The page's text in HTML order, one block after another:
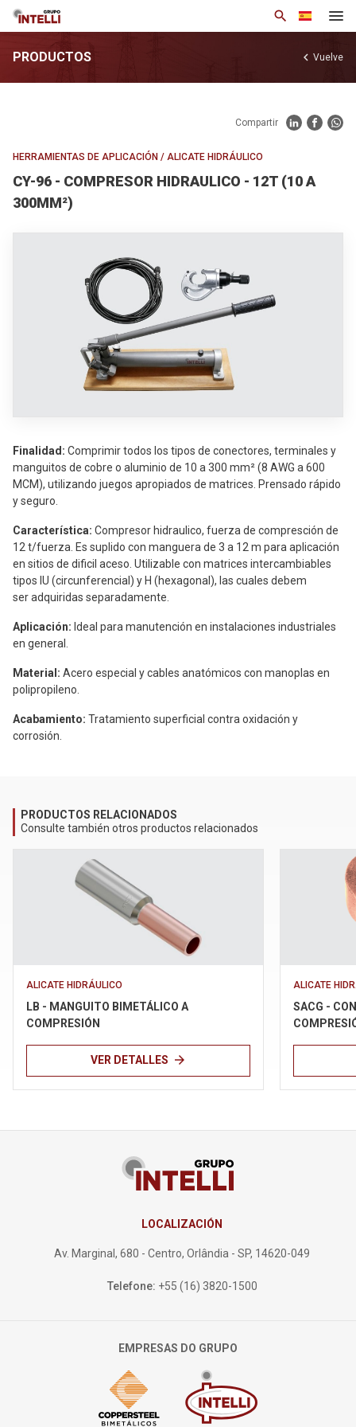
search
Institucional
Base de Conocimiento
Esp
Política de privacidad
Términos de uso
PRODUCTOS chevron_left Vuelve
HERRAMIENTAS DE APLICACIÓN / ALICATE HIDRÁULICO
Compartir
CY-96 - COMPRESOR HIDRAULICO - 12T (10 A
300MM²)
Finalidad: Comprimir todos los tipos de conectores, terminales y
manguitos de cobre o aluminio de 10 a 300 mm² (8 AWG a 600
MCM), utilizando juegos apropiados de matrices. Prensado rápido
y seguro.
Característica: Compresor hidraulico, fuerza de compresción de
12 t/fuerza. Es suplido con manguera de 3 a 12 m para aplicación
en sitios de dificil aceso. Utilizable con matrices intercambiables
tipos IU (circunferencial) y H (hexagonal), las cuales debem
ser adquiridas separadamente.
Aplicación: Ideal para manutención en instalaciones industriales
en general.
Material: Acero especial y cables anatómicos con manoplas en
polipropileno.
Acabamiento: Tratamiento superficial contra oxidación y
corrosión.
PRODUCTOS RELACIONADOS
Consulte también otros productos relacionados
ALICATE HIDRÁULICO
LB - MANGUITO BIMETÁLICO A
COMPRESIÓN
VER DETALLES arrow_forward
ALICATE
SACG -
LOCALIZACIÓN
Av. Marginal, 680 - Centro, Orlândia - SP, 14620-049
Telefone: +55 (16) 3820-1500
EMPRESAS DO GRUPO